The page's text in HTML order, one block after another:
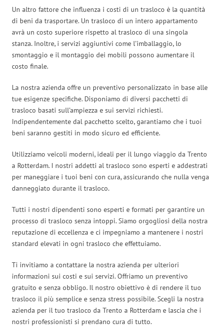
Un altro fattore che influenza i costi di un trasloco è la quantità
di beni da trasportare. Un trasloco di un intero appartamento
avrà un costo superiore rispetto al trasloco di una singola
stanza. Inoltre, i servizi aggiuntivi come l’imballaggio, lo
smontaggio e il montaggio dei mobili possono aumentare il
costo finale.
La nostra azienda offre un preventivo personalizzato in base alle
tue esigenze specifiche. Disponiamo di diversi pacchetti di
trasloco basati sull’ampiezza e sui servizi richiesti.
Indipendentemente dal pacchetto scelto, garantiamo che i tuoi
beni saranno gestiti in modo sicuro ed efficiente.
Utilizziamo veicoli moderni, ideali per il lungo viaggio da Trento
a Rotterdam. I nostri addetti al trasloco sono esperti e addestrati
per maneggiare i tuoi beni con cura, assicurando che nulla venga
danneggiato durante il trasloco.
Tutti i nostri dipendenti sono esperti e formati per garantire un
processo di trasloco senza intoppi. Siamo orgogliosi della nostra
reputazione di eccellenza e ci impegniamo a mantenere i nostri
standard elevati in ogni trasloco che effettuiamo.
Ti invitiamo a contattare la nostra azienda per ulteriori
informazioni sui costi e sui servizi. Offriamo un preventivo
gratuito e senza obbligo. Il nostro obiettivo è di rendere il tuo
trasloco il più semplice e senza stress possibile. Scegli la nostra
azienda per il tuo trasloco da Trento a Rotterdam e lascia che i
nostri professionisti si prendano cura di tutto.